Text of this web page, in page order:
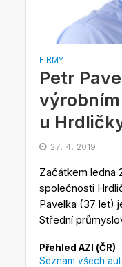
FIRMY
Petr
u
27. 4. 2019
Začátkem ledna
společnosti
Pavelka (37 let)
Střední
Přehled AZI (ČR)
Seznam všech